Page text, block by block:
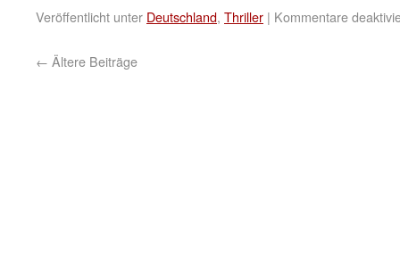
Veröffentlicht unter Deutschland, Thriller | Kommentare
← Ältere Beiträge